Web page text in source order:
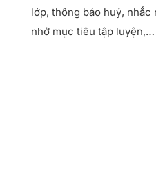
lớp, thông báo huỷ, nhắc
nhở mục tiêu tập luyện,…